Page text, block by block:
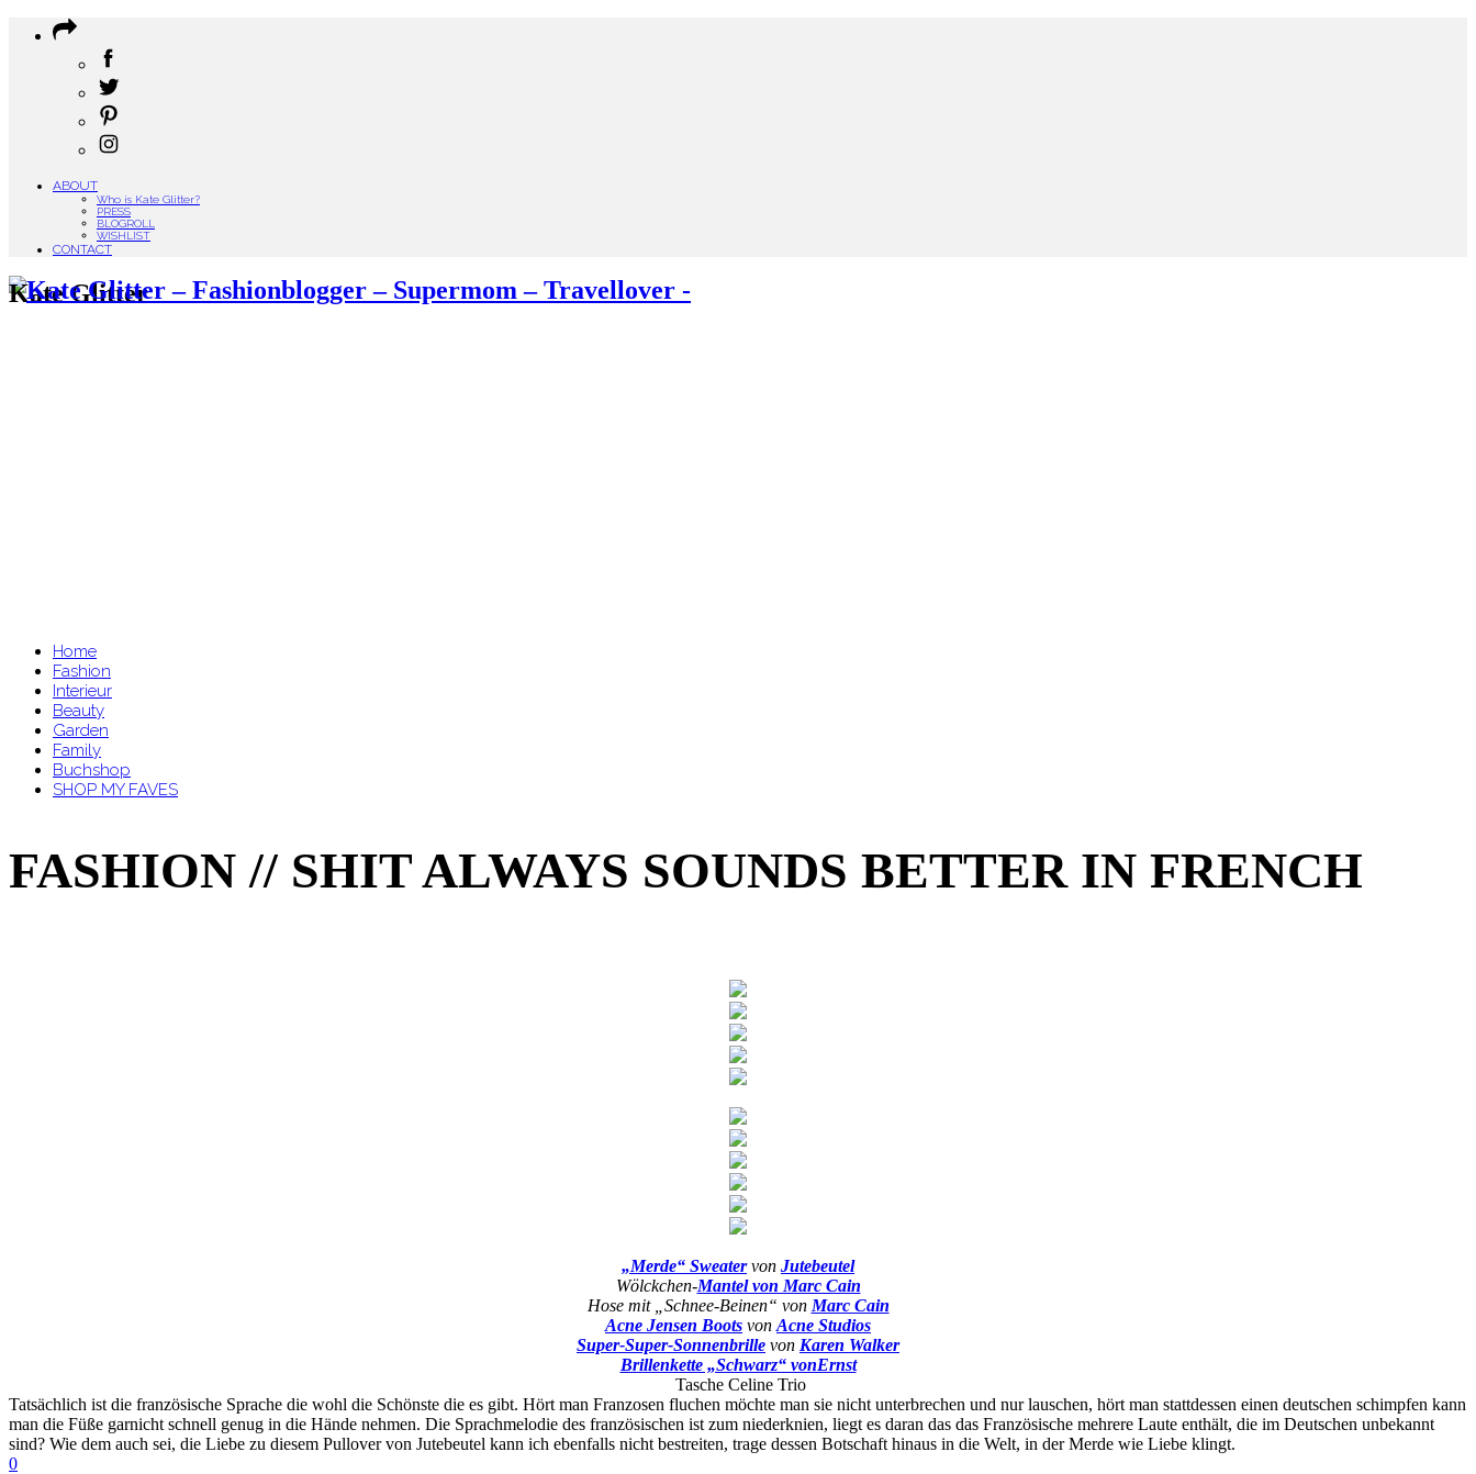
ABOUT
Who is Kate Glitter?
PRESS
BLOGROLL
WISHLIST
CONTACT
Kate Glitter
Home
Fashion
Interieur
Beauty
Garden
Family
Buchshop
SHOP MY FAVES
FASHION // SHIT ALWAYS SOUNDS BETTER IN FRENCH
„Merde“ Sweatervon Jutebeutel
Wölckchen-Mantel von Marc Cain
Hose mit „Schnee-Beinen“ von Marc Cain
Acne Jensen Boots von Acne Studios
Super-Super-Sonnenbrille von Karen Walker
Brillenkette „Schwarz“ vonErnst
Tasche Celine Trio
Tatsächlich ist die französische Sprache die wohl die Schönste die es gibt. Hört man Franzosen fluchen möchte man sie nicht unterbrechen und nur lauschen, hört man stattdessen einen deutschen schimpfen kann
man die Füße garnicht schnell genug in die Hände nehmen. Die Sprachmelodie des französischen ist zum niederknien, liegt es daran das das Französische mehrere Laute enthält, die im Deutschen unbekannt
sind? Wie dem auch sei, die Liebe zu diesem Pullover von Jutebeutel kann ich ebenfalls nicht bestreiten, trage dessen Botschaft hinaus in die Welt, in der Merde wie Liebe klingt.
0